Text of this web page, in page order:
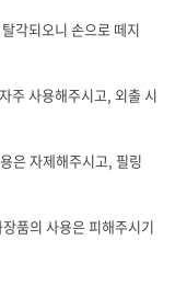
각되오니 손으로 떼지
주 사용해주시고, 외출 시
은 자제해주시고, 필링
품의 사용은 피해주시기